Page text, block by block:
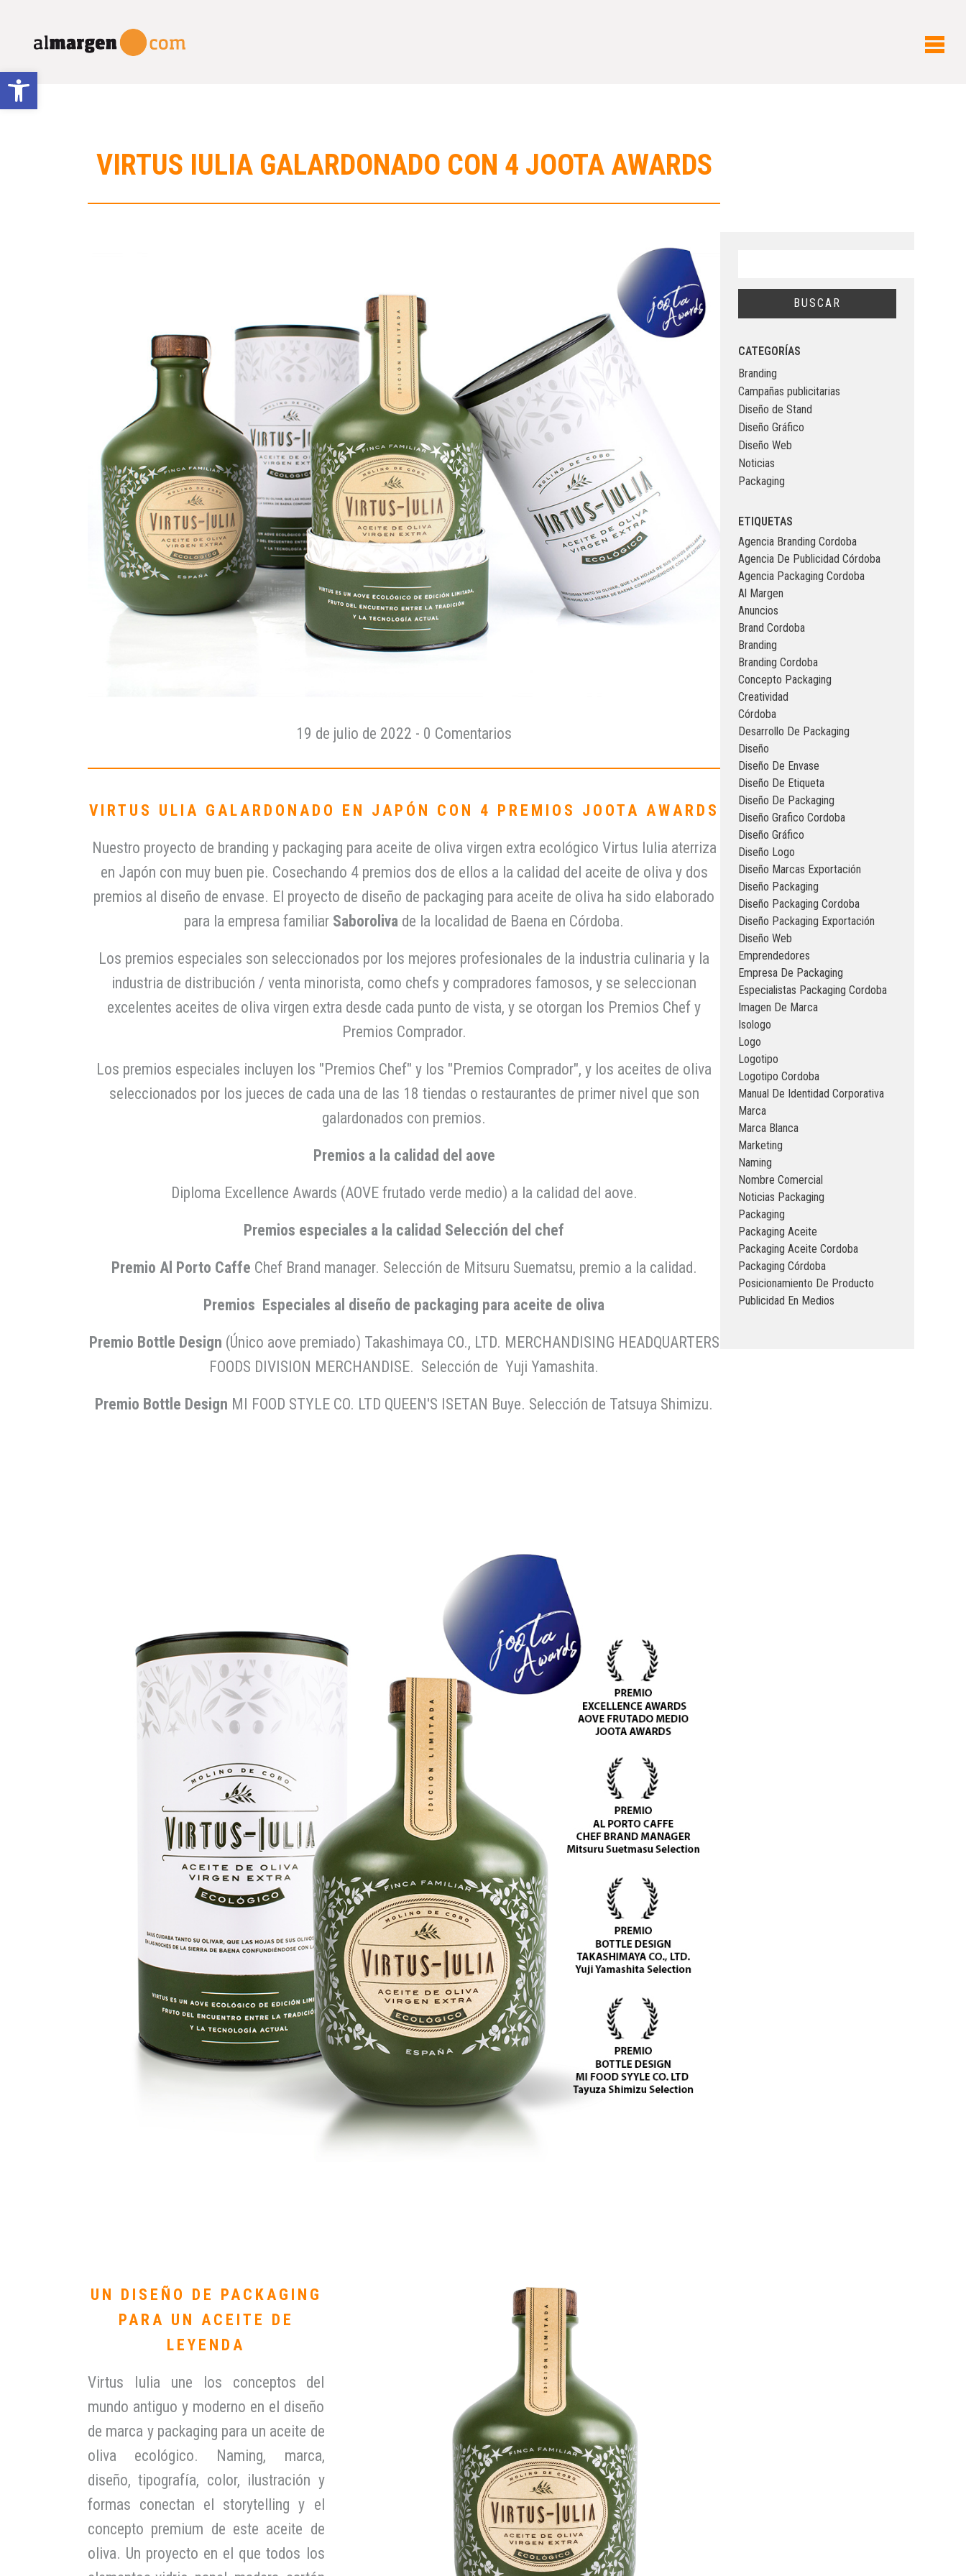
Abrir barra de herramientas
VIRTUS IULIA GALARDONADO CON 4 JOOTA AWARDS
19 de julio de 2022 - 0 Comentarios
VIRTUS ULIA GALARDONADO EN JAPÓN CON 4 PREMIOS JOOTA AWARDS
Nuestro proyecto de branding y packaging para aceite de oliva virgen extra ecológico Virtus Iulia aterriza
en Japón con muy buen pie. Cosechando 4 premios dos de ellos a la calidad del aceite de oliva y dos
premios al diseño de envase. El proyecto de diseño de packaging para aceite de oliva ha sido elaborado
para la empresa familiar Saboroliva de la localidad de Baena en Córdoba.
Los premios especiales son seleccionados por los mejores profesionales de la industria culinaria y la
industria de distribución / venta minorista, como chefs y compradores famosos, y se seleccionan
excelentes aceites de oliva virgen extra desde cada punto de vista, y se otorgan los Premios Chef y
Premios Comprador.
Los premios especiales incluyen los "Premios Chef" y los "Premios Comprador", y los aceites de oliva
seleccionados por los jueces de cada una de las 18 tiendas o restaurantes de primer nivel que son
galardonados con premios.
Premios a la calidad del aove
Diploma Excellence Awards (AOVE frutado verde medio) a la calidad del aove.
Premios especiales a la calidad Selección del chef
Premio Al Porto Caffe Chef Brand manager. Selección de Mitsuru Suematsu, premio a la calidad.
Premios Especiales al diseño de packaging para aceite de oliva
Premio Bottle Design (Único aove premiado) Takashimaya CO., LTD. MERCHANDISING HEADQUARTERS
FOODS DIVISION MERCHANDISE. Selección de Yuji Yamashita.
Premio Bottle Design MI FOOD STYLE CO. LTD QUEEN'S ISETAN Buye. Selección de Tatsuya Shimizu.
UN DISEÑO DE PACKAGING
PARA UN ACEITE DE
LEYENDA
Virtus Iulia une los conceptos del
mundo antiguo y moderno en el diseño
de marca y packaging para un aceite de
oliva ecológico. Naming, marca,
diseño, tipografía, color, ilustración y
formas conectan el storytelling y el
concepto premium de este aceite de
oliva. Un proyecto en el que todos los
CATEGORÍAS
Branding
Campañas publicitarias
Diseño de Stand
Diseño Gráfico
Diseño Web
Noticias
Packaging
ETIQUETAS
Agencia Branding Cordoba
Agencia De Publicidad Córdoba
Agencia Packaging Cordoba
Al Margen
Anuncios
Brand Cordoba
Branding
Branding Cordoba
Concepto Packaging
Creatividad
Córdoba
Desarrollo De Packaging
Diseño
Diseño De Envase
Diseño De Etiqueta
Diseño De Packaging
Diseño Grafico Cordoba
Diseño Gráfico
Diseño Logo
Diseño Marcas Exportación
Diseño Packaging
Diseño Packaging Cordoba
Diseño Packaging Exportación
Diseño Web
Emprendedores
Empresa De Packaging
Especialistas Packaging Cordoba
Imagen De Marca
Isologo
Logo
Logotipo
Logotipo Cordoba
Manual De Identidad Corporativa
Marca
Marca Blanca
Marketing
Naming
Nombre Comercial
Noticias Packaging
Packaging
Packaging Aceite
Packaging Aceite Cordoba
Packaging Córdoba
Posicionamiento De Producto
Publicidad En Medios